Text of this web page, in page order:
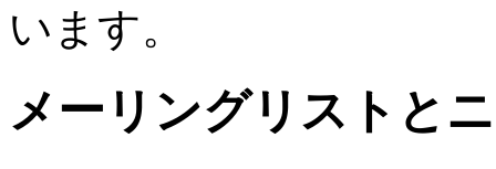
います。
メーリングリストと